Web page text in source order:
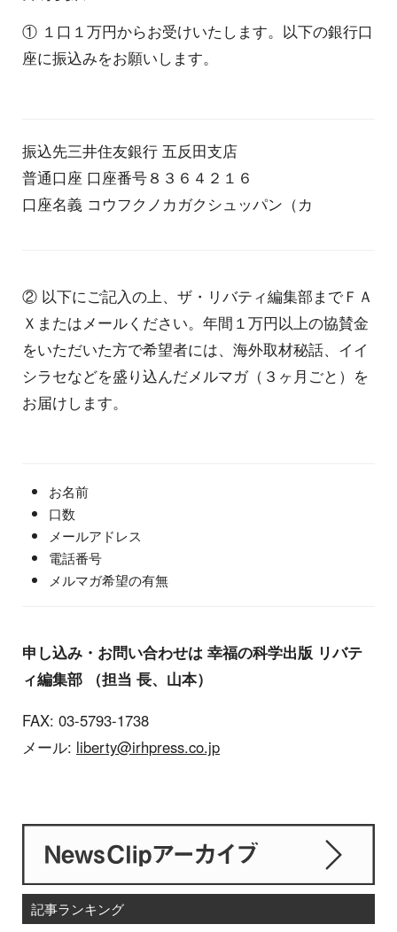
① １口１万円からお受けいたします。以下の銀行口
座に振込みをお願いします。
振込先三井住友銀行 五反田支店
普通口座 口座番号８３６４２１６
口座名義 コウフクノカガクシュッパン（カ
② 以下にご記入の上、ザ・リバティ編集部までＦＡ
Ｘまたはメールください。年間１万円以上の協賛金
をいただいた方で希望者には、海外取材秘話、イイ
シラセなどを盛り込んだメルマガ（３ヶ月ごと）を
お届けします。
お名前
口数
メールアドレス
電話番号
メルマガ希望の有無
申し込み・お問い合わせは 幸福の科学出版 リバテ
ィ編集部 （担当 長、山本）
FAX: 03-5793-1738
メール: liberty@irhpress.co.jp
記事ランキング